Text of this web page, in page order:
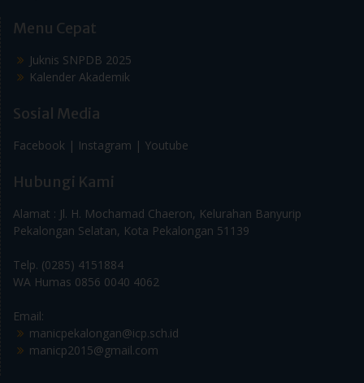
Menu Cepat
Juknis SNPDB 2025
Kalender Akademik
Sosial Media
Facebook | Instagram | Youtube
Hubungi Kami
Alamat : Jl. H. Mochamad Chaeron, Kelurahan Banyurip
Pekalongan Selatan, Kota Pekalongan 51139
Telp. (0285) 4151884
WA Humas 0856 0040 4062
Email:
manicpekalongan@icp.sch.id
manicp2015@gmail.com